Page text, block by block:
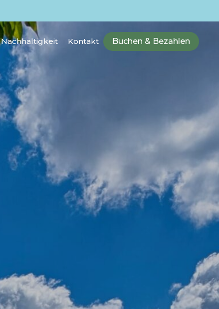
Nachhaltigkeit Kontakt Buchen & Bezahlen